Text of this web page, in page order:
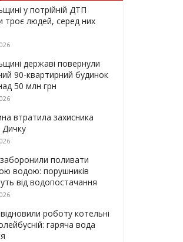
у потрійній ДТП
троє людей, серед них
державі повернули
90-квартирний будинок
50 млн грн
втратила захисника
поливати
водою: порушників
від водопостачання
роботу котельні
гаряча вода